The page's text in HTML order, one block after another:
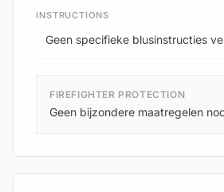
INSTRUCTIONS
Geen specifieke blusinstructies
FIREFIGHTER PROTECTION
Geen bijzondere maatregelen